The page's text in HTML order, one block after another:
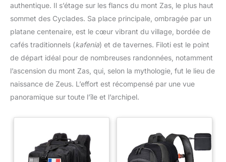
authentique. Il s’étage sur les flancs du mont Zas, le plus haut
sommet des Cyclades. Sa place principale, ombragée par un
platane centenaire, est le cœur vibrant du village, bordée de
cafés traditionnels (kafenia) et de tavernes. Filoti est le point
de départ idéal pour de nombreuses randonnées, notamment
l’ascension du mont Zas, qui, selon la mythologie, fut le lieu de
naissance de Zeus. L’effort est récompensé par une vue
panoramique sur toute l’île et l’archipel.